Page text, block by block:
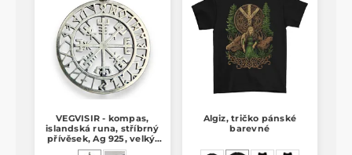
VEGVISIR - kompas,
islandská runa, stříbrný
přívěsek, Ag 925, velký,
10g
Algiz, tričko pánské
barevné